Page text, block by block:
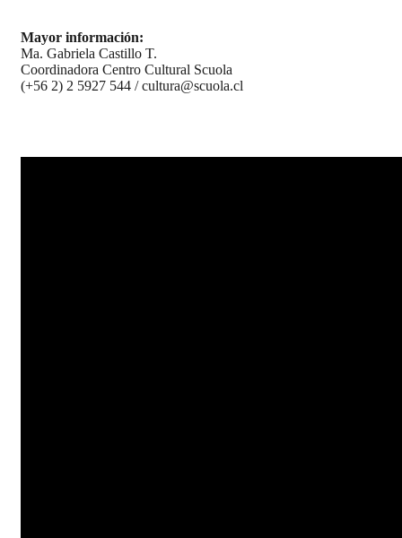
Mayor información:
Ma. Gabriela Castillo T.
Coordinadora Centro Cultural Scuola
(+56 2) 2 5927 544 / cultura@scuola.cl